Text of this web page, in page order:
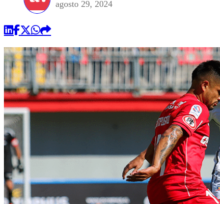
agosto 29, 2024